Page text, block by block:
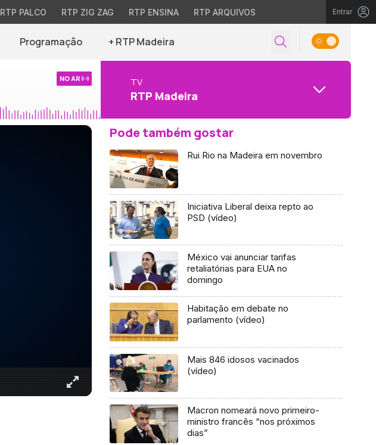
RTP PALCO RTP ZIG ZAG RTP ENSINA RTP ARQUIVOS Entrar
Programação + RTP Madeira
NO AR TV
RTP Madeira
Pode também gostar
Rui Rio na Madeira em novembro
Iniciativa Liberal deixa repto ao
PSD (vídeo)
México vai anunciar tarifas
retaliatórias para EUA no
domingo
Habitação em debate no
parlamento (vídeo)
Mais 846 idosos vacinados
(vídeo)
Macron nomeará novo primeiro-
ministro francês “nos próximos
dias”